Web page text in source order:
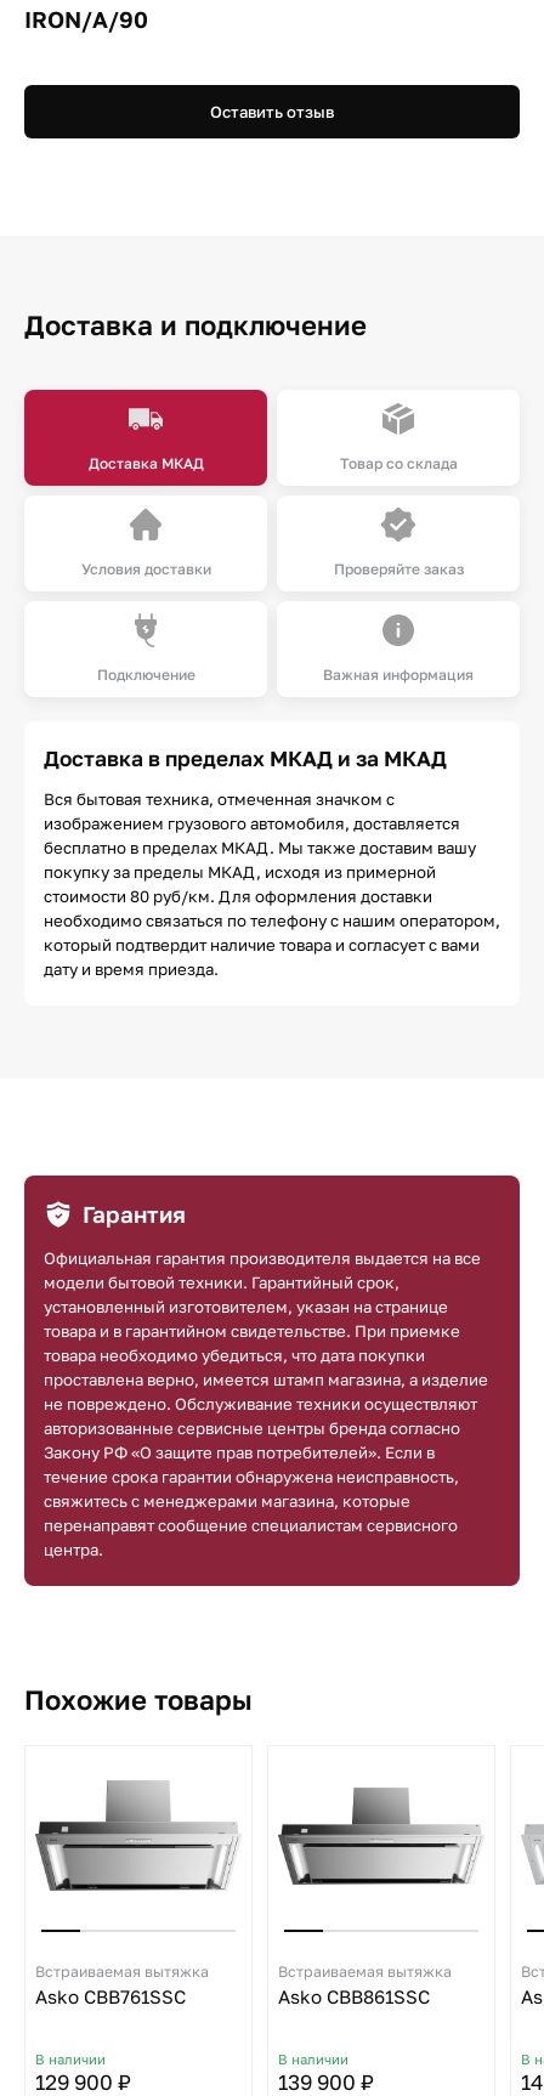
IRON/A/90
Оставить отзыв
Доставка и подключение
Доставка МКАД Товар со склада
Условия доставки Проверяйте заказ
Подключение Важная информация
Доставка в пределах МКАД и за МКАД
Вся бытовая техника, отмеченная значком с
изображением грузового автомобиля, доставляется
бесплатно в пределах МКАД. Мы также доставим вашу
покупку за пределы МКАД, исходя из примерной
стоимости 80 руб/км. Для оформления доставки
необходимо связаться по телефону с нашим оператором,
который подтвердит наличие товара и согласует с вами
дату и время приезда.
Гарантия
Официальная гарантия производителя выдается на все
модели бытовой техники. Гарантийный срок,
установленный изготовителем, указан на странице
товара и в гарантийном свидетельстве. При приемке
товара необходимо убедиться, что дата покупки
проставлена верно, имеется штамп магазина, а изделие
не повреждено. Обслуживание техники осуществляют
авторизованные сервисные центры бренда согласно
Закону РФ «О защите прав потребителей». Если в
течение срока гарантии обнаружена неисправность,
свяжитесь с менеджерами магазина, которые
перенаправят сообщение специалистам сервисного
центра.
Похожие товары
Встраиваемая вытяжка
Asko CBB761SSC
В наличии
129 900 ₽
Встраиваемая вытяжка
Asko CBB861SSC
В наличии
139 900 ₽
В